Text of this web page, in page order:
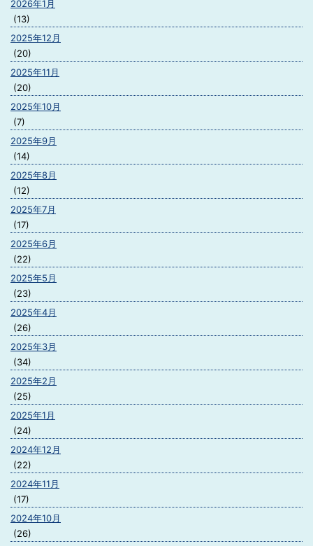
2026年1月
(13)
2025年12月
(20)
2025年11月
(20)
2025年10月
(7)
2025年9月
(14)
2025年8月
(12)
2025年7月
(17)
2025年6月
(22)
2025年5月
(23)
2025年4月
(26)
2025年3月
(34)
2025年2月
(25)
2025年1月
(24)
2024年12月
(22)
2024年11月
(17)
2024年10月
(26)